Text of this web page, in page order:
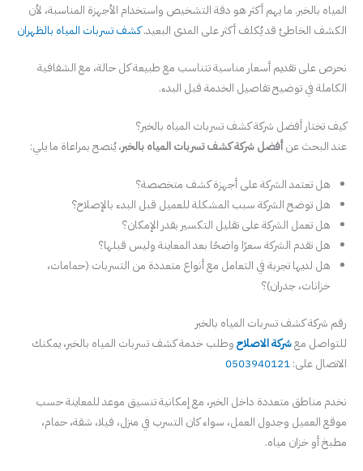
المياه بالخبر. ما يهم أكثر هو دقة التشخيص واستخدام الأجهزة المناسبة، لأن
الكشف الخاطئ قد يُكلف أكثر على المدى البعيد.كشف تسربات المياه بالظهران
نحرص على تقديم أسعار مناسبة تتناسب مع طبيعة كل حالة، مع الشفافية
الكاملة في توضيح تفاصيل الخدمة قبل البدء.
كيف تختار أفضل شركة كشف تسربات المياه بالخبر؟
عند البحث عنأفضل شركة كشف تسربات المياه بالخبر، يُنصح بمراعاة ما يلي:
هل تعتمد الشركة على أجهزة كشف متخصصة؟
هل توضح الشركة سبب المشكلة للعميل قبل البدء بالإصلاح؟
هل تعمل الشركة على تقليل التكسير بقدر الإمكان؟
هل تقدم الشركة سعرًا واضحًا بعد المعاينة وليس قبلها؟
هل لديها تجربة في التعامل مع أنواع متعددة من التسربات (حمامات،
خزانات، جدران)؟
رقم شركة كشف تسربات المياه بالخبر
للتواصل معشركة الاصلاحوطلب خدمة كشف تسربات المياه بالخبر، يمكنك
الاتصال على:0503940121
نخدم مناطق متعددة داخل الخبر، مع إمكانية تنسيق موعد للمعاينة حسب
موقع العميل وجدول العمل، سواء كان التسرب في منزل، فيلا، شقة، حمام،
مطبخ أو خزان مياه.